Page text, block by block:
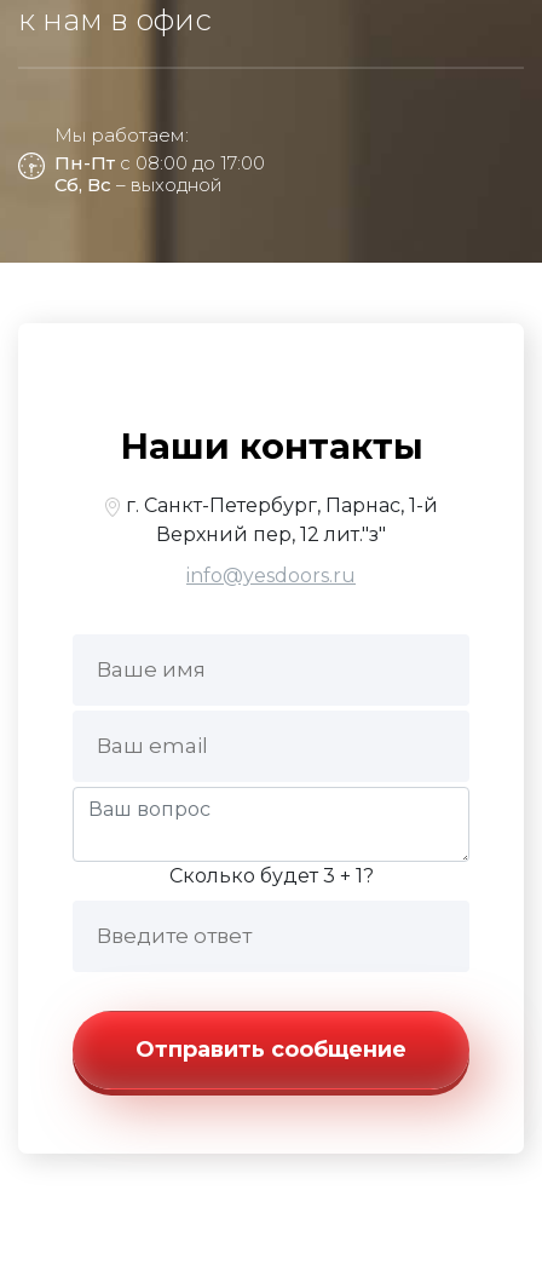
к нам в офис
Мы работаем:
Пн-Пт с 08:00 до 17:00
Сб, Вс – выходной
Наши контакты
г. Санкт-Петербург, Парнас, 1-й
Верхний пер, 12 лит."з"
info@yesdoors.ru
Сколько будет 3 + 1?
Отправить сообщение